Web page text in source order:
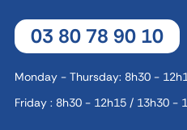
03 80 78 90 10
Monday - Thursday: 8h30 -
Friday : 8h30 - 12h15 / 13h30 -